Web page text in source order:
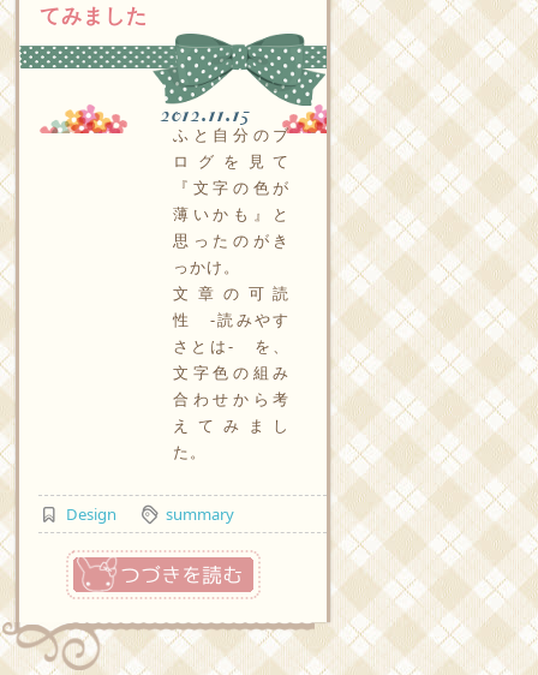
てみました
2012.11.15
ふと自分のブ
ログを見て
『文字の色が
薄いかも』と
思ったのがき
っかけ。
文章の可読
性 -読みやす
さとは- を、
文字色の組み
合わせから考
えてみまし
た。
Design summary
つづきを読む